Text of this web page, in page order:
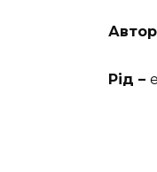
Автор
Рід –